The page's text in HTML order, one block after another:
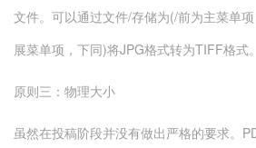
文件。可以通过文件/存储为(/前为主菜单
展菜单项，下同)将JPG格式转为TIFF格式。
原则三：物理大小
虽然在投稿阶段并没有做出严格的要求。